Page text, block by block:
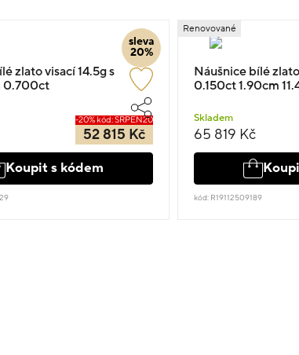
sleva
20%
zlato visací 14.5g s
0.700ct
-20% kód: SRPEN20
52 815 Kč
Koupit s kódem
Renovované
Náušnice bílé
0.150ct 1.90cm
Skladem
65 819 Kč
kód: R19112509189